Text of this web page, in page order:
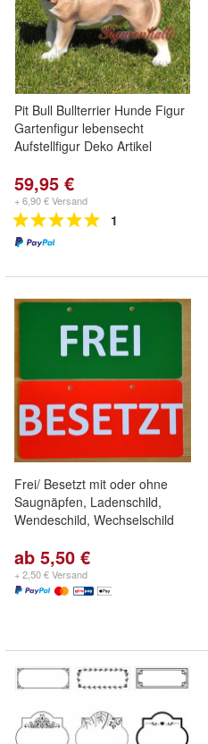
Pit Bull Bullterrier Hunde Figur
Gartenfigur lebensecht
Aufstellfigur Deko Artikel
59,95 €
+ 6,90 € Versand
1
Frei/ Besetzt mit oder ohne
Saugnäpfen, Ladenschild,
Wendeschild, Wechselschild
ab 5,50 €
+ 2,50 € Versand